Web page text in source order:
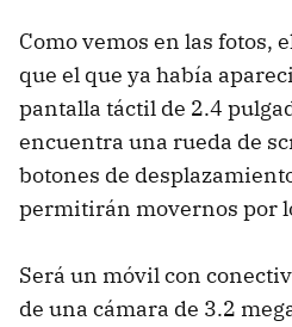
Como vemos en las fotos,
que el que ya había
pantalla táctil de 2.4
encuentra una rueda de
botones de
permitirán movernos por
Será un móvil con
de una cámara de 3.2